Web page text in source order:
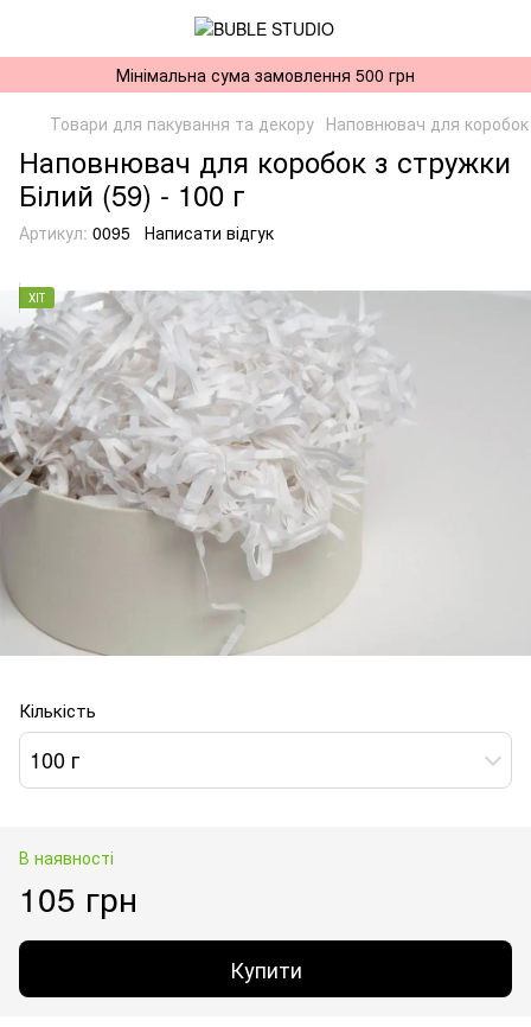
Мінімальна сума замовлення 500 грн
Товари для пакування та декору Наповнювач для
Наповнювач для коробок з стружки
Білий (59) - 100 г
Артикул: 0095 Написати відгук
ХІТ
Кількість
100 г
В наявності
105 грн
Купити